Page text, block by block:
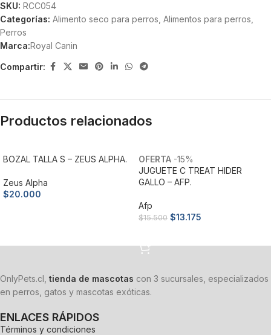
SKU: RCC054
Categorías: Alimento seco para perros Alimentos para perros
Perros
Marca:Royal Canin
Compartir:
Productos relacionados
BOZAL TALLA S – ZEUS ALPHA.
Zeus Alpha
$20.000
-15%
JUGUETE C TREAT HIDER
GALLO – AFP.
Afp
$15.500 $13.175
OnlyPets.cl, tienda de mascotas con 3 sucursales, especializados
en perros, gatos y mascotas exóticas.
ENLACES RÁPIDOS
Términos y condiciones